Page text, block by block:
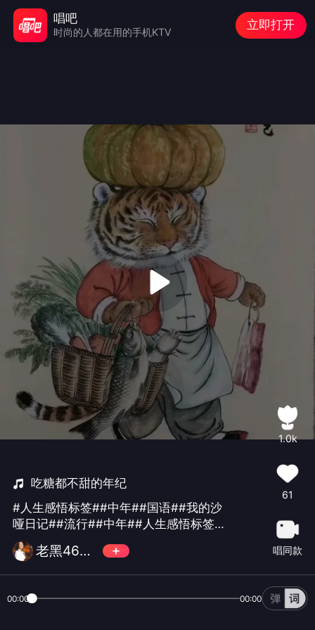
吃糖都不甜的年纪
#人生感悟标签##中年##国语##我的沙
哑日记##流行##中年##人生感悟标签#
在这吃糖都不甜的年纪`！😓😥😓😥😜
你却问我快不快乐！😂😂😂😂
老黑468喜欢而已，
1.0k
61
唱同款
00:00 00:00
唱吧
时尚的人都在用的手机KTV
立即打开